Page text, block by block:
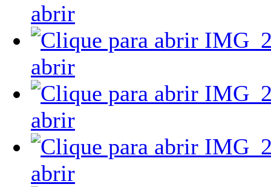
abrir
abrir
abrir
abrir